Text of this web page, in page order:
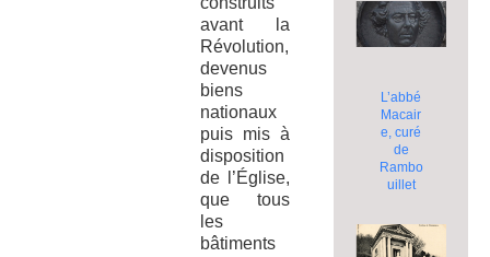
avant la
Révolution,
devenus
biens
nationaux
puis mis à
disposition
de l’Église,
que tous
les
bâtiments
L’abbé
Macair
e, curé
de
Rambo
uillet